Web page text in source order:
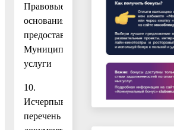
Правовые
основания
предоставления
Муниципальной
услуги
10.
Исчерпывающий
перечень